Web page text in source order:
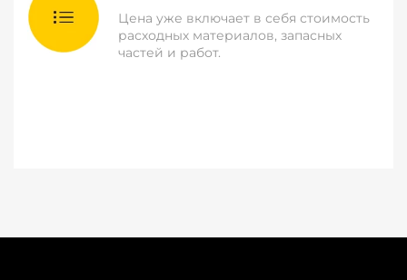
Цена уже включает в себя стоимость
расходных материалов, запасных
частей и работ.